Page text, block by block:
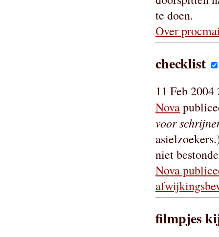
te doen.
Over
checklist
11 Feb 2004
Nova
voor
niet
Nova
filmpjes